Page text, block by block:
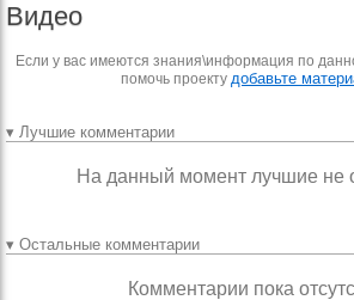
Видео
Если у вас имеются знания\информация по
помочь проекту добавьте
▾ Лучшие комментарии
На данный момент лучшие не
▾ Остальные комментарии
Комментарии пока